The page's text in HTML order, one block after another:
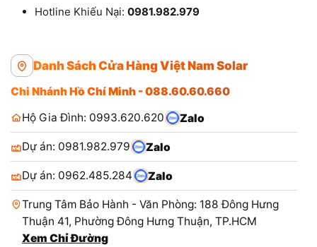
Hotline Khiếu Nại: 0981.982.979
Danh Sách Cửa Hàng Việt Nam Solar
Chi Nhánh Hồ Chí Minh - 088.60.60.660
Hộ Gia Đình: 0993.620.620
Zalo
Dự án: 0981.982.979 Zalo
Dự án: 0962.485.284 Zalo
Trung Tâm Bảo Hành - Văn Phòng: 188 Đông Hưng
Thuận 41, Phường Đông Hưng Thuận, TP.HCM
Xem Chỉ Đường